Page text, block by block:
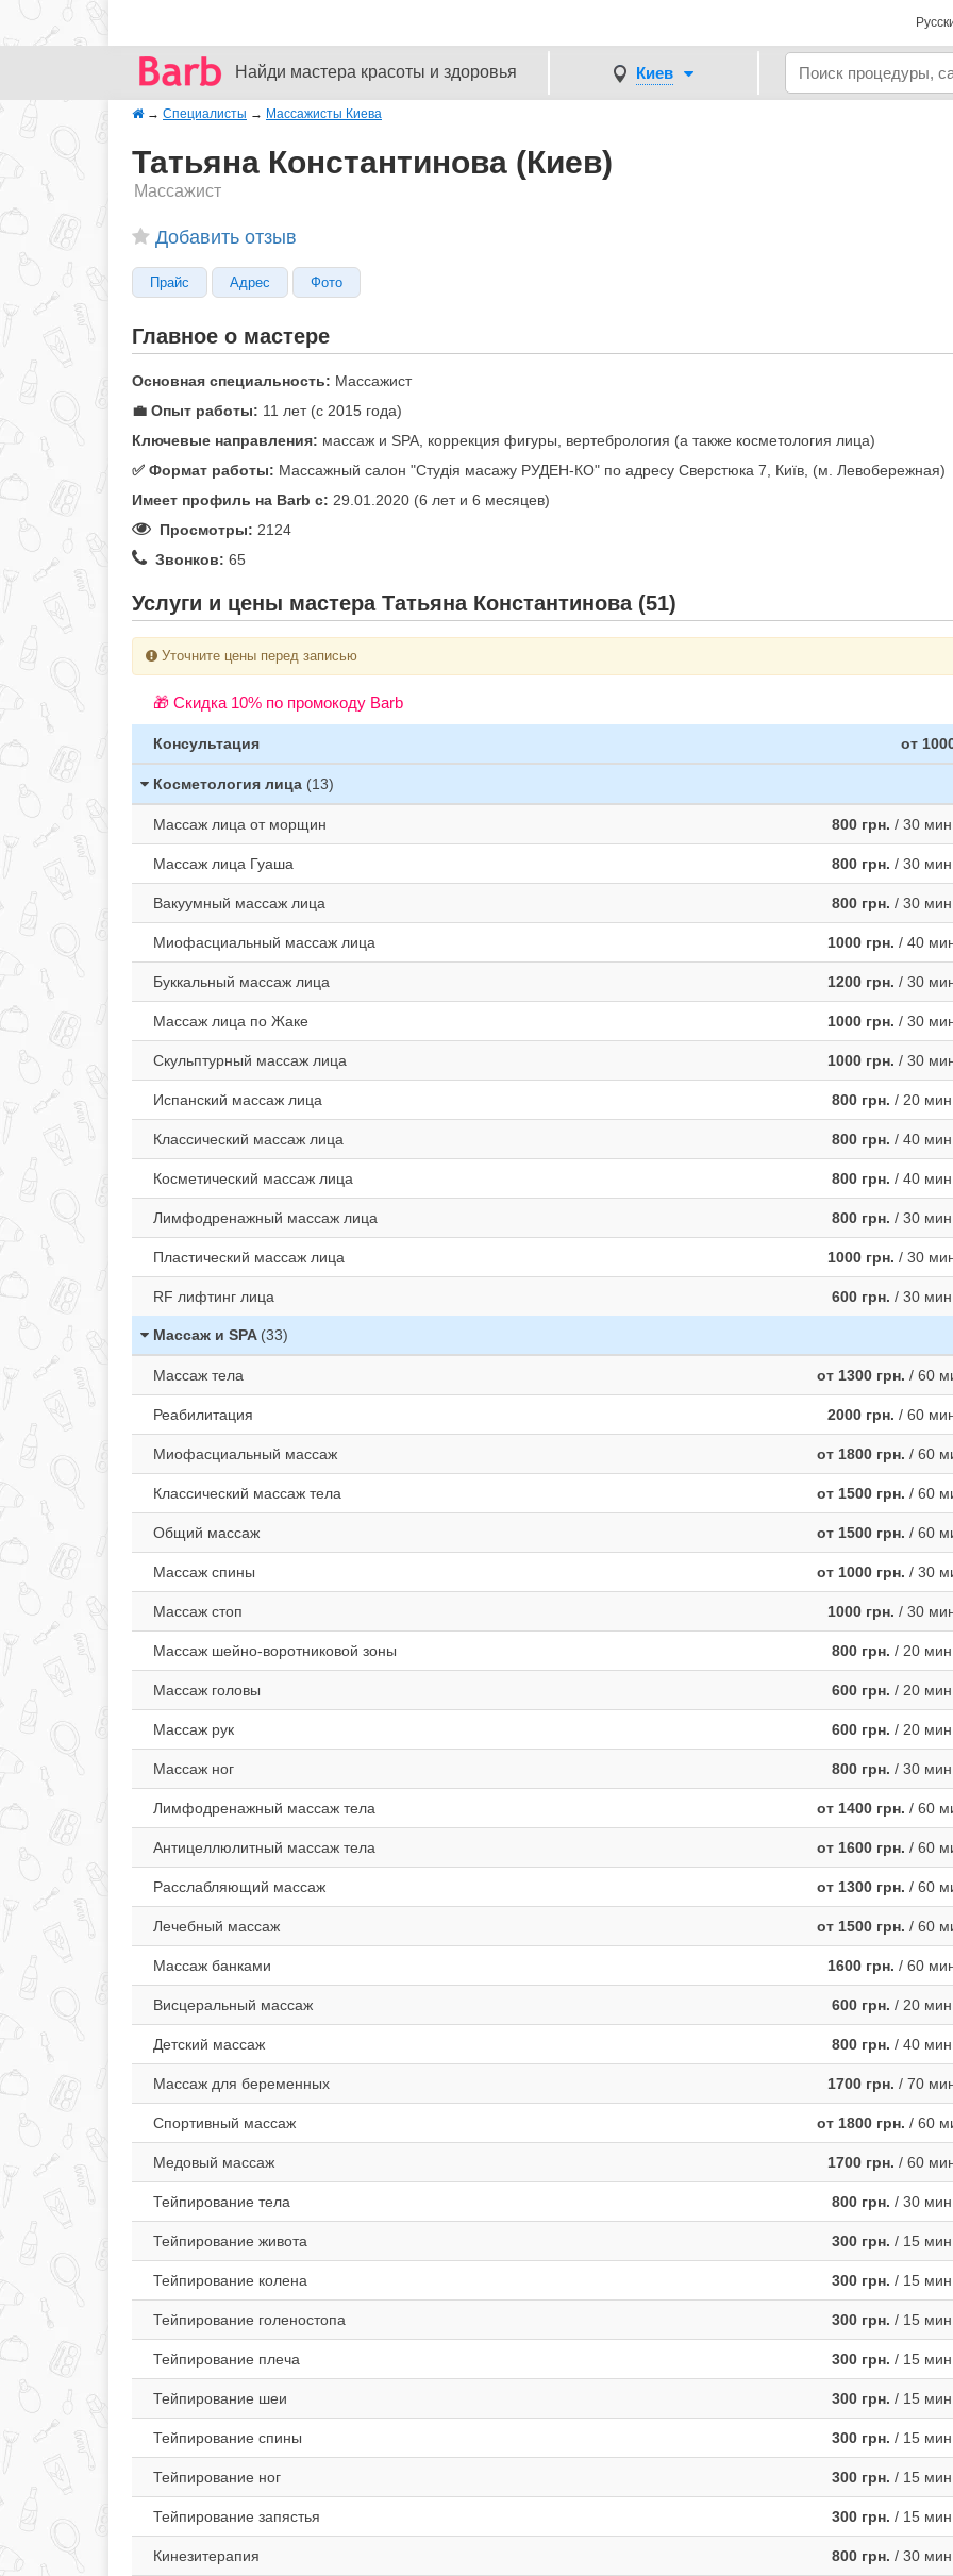
Найди мастера красоты и здоровья Киев
→ Специалисты → Массажисты Киева
Татьяна Константинова (Киев)
Массажист
Добавить отзыв
Прайс Адрес Фото
Главное о мастере
Основная специальность: Массажист
💼 Опыт работы: 11 лет (с 2015 года)
Ключевые направления: массаж и SPA, коррекция фигуры, вертебрология (а также косметология лица)
✅️ Формат работы: Массажный салон "Студія масажу РУДЕН-КО" по адресу Сверстюка 7, Київ, (м. Левобережная)
Имеет профиль на Barb c: 29.01.2020 (6 лет и 6 месяцев)
Просмотры: 2124
Звонков: 65
Услуги и цены мастера Татьяна Константинова (51)
Уточните цены перед записью
🎁 Cкидка 10% по промокоду Barb
Консультация от
Косметология лица (13)
Массаж лица от морщин 800 грн. / 30 мин
Массаж лица Гуаша 800 грн. / 30 мин
Вакуумный массаж лица 800 грн. / 30 мин
Миофасциальный массаж лица 1000 грн. / 40
Буккальный массаж лица 1200 грн. / 30
Массаж лица по Жаке 1000 грн. / 30
Скульптурный массаж лица 1000 грн. / 30
Испанский массаж лица 800 грн. / 20 мин
Классический массаж лица 800 грн. / 40 мин
Косметический массаж лица 800 грн. / 40 мин
Лимфодренажный массаж лица 800 грн. / 30 мин
Пластический массаж лица 1000 грн. / 30
RF лифтинг лица 600 грн. / 30 мин
Массаж и SPA (33)
Массаж тела от 1300 грн. / 60
Реабилитация 2000 грн. / 60
Миофасциальный массаж от 1800 грн. / 60
Классический массаж тела от 1500 грн. / 60
Общий массаж от 1500 грн. / 60
Массаж спины от 1000 грн. / 30
Массаж стоп 1000 грн. / 30
Массаж шейно-воротниковой зоны 800 грн. / 20 мин
Массаж головы 600 грн. / 20 мин
Массаж рук 600 грн. / 20 мин
Массаж ног 800 грн. / 30 мин
Лимфодренажный массаж тела от 1400 грн. / 60
Антицеллюлитный массаж тела от 1600 грн. / 60
Расслабляющий массаж от 1300 грн. / 60
Лечебный массаж от 1500 грн. / 60
Массаж банками 1600 грн. / 60
Висцеральный массаж 600 грн. / 20 мин
Детский массаж 800 грн. / 40 мин
Массаж для беременных 1700 грн. / 70
Спортивный массаж от 1800 грн. / 60
Медовый массаж 1700 грн. / 60
Тейпирование тела 800 грн. / 30 мин
Тейпирование живота 300 грн. / 15 мин
Тейпирование колена 300 грн. / 15 мин
Тейпирование голеностопа 300 грн. / 15 мин
Тейпирование плеча 300 грн. / 15 мин
Тейпирование шеи 300 грн. / 15 мин
Тейпирование спины 300 грн. / 15 мин
Тейпирование ног 300 грн. / 15 мин
Тейпирование запястья 300 грн. / 15 мин
Кинезитерапия 800 грн. / 30 мин